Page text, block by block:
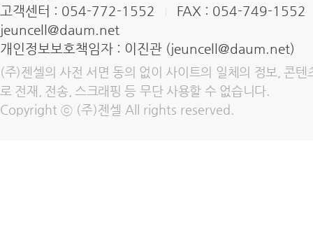
고객센터 : 054-772-1552
FAX : 054-749-1552
jeuncell@daum.net
개인정보보호책임자 : 이진관 (jeuncell@daum.net)
(주)젠셀의 사전 서면 동의 없이 사이트의 일체의 정보, 콘텐
로 전재, 전송, 스크래핑 등 무단 사용할 수 없습니다.
Copyright ⓒ (주)젠셀 All rights reserved.